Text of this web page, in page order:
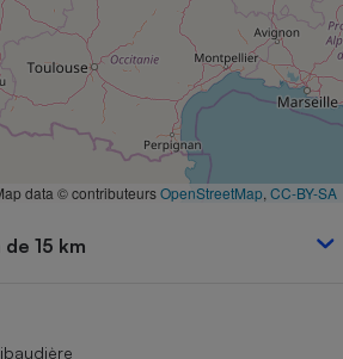
data © contributeursOpenStreetMap CC-BY-SA
15 km
Complément
alimentaire
Assurance emprunteur
Petit électroménager -
Mutuelle